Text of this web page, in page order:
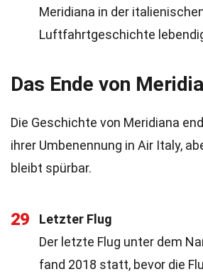
Meridiana in der
Luftfahrtgeschichte
Das Ende von
Die Geschichte von Meridiana
ihrer Umbenennung in Air Italy,
bleibt spürbar.
29
Letzter Flug
Der letzte Flug unter dem
fand 2018 statt, bevor die